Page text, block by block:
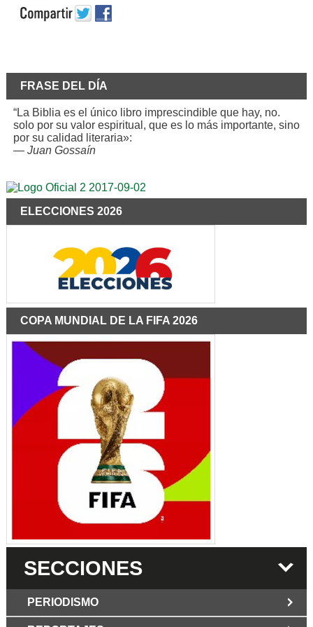
FRASE DEL DÍA
“La Biblia es el único libro imprescindible que hay, no.
solo por su valor espiritual, que es lo más importante, sino
por su calidad literaria»:
— Juan Gossaín
ELECCIONES 2026
COPA MUNDIAL DE LA FIFA 2026
SECCIONES
PERIODISMO